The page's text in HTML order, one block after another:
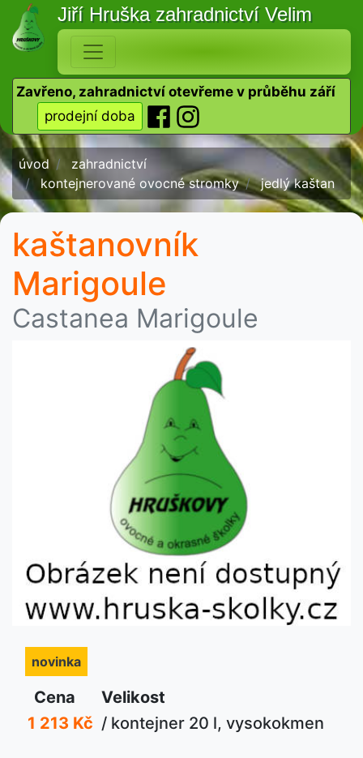
Jiří Hruška zahradnictví Velim
Zavřeno, zahradnictví otevřeme v průběhu září
prodejní doba
úvod
zahradnictví
kontejnerované ovocné stromky
jedlý kaštan
kaštanovník
Marigoule
Castanea Marigoule
novinka
Cena
Velikost
1 213 Kč / kontejner 20 l, vysokokmen